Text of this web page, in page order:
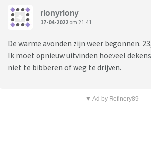
rionyriony
17-04-2022 om 21:41
De warme avonden zijn weer begonnen.
Ik moet opnieuw uitvinden hoeveel
niet te bibberen of weg te drijven.
▼ Ad by Refinery89